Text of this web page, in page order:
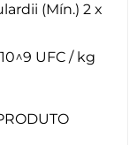
(Mín.) 2 x
UFC / kg